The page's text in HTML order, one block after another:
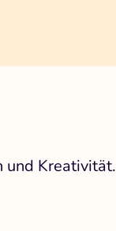
und Kreativität.